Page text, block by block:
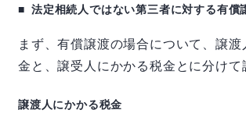
法定相続人ではない第三者に対する有償
まず、有償譲渡の場合について、譲
金と、譲受人にかかる税金とに分けて
譲渡人にかかる税金